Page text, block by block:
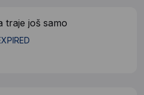
traje još samo